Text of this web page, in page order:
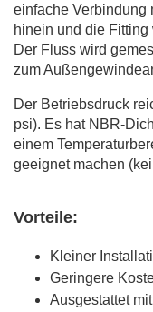
einfache Verbindung
hinein und die
Der Fluss wird
zum
Der Betriebsdruck
psi). Es hat NBR-
einem
geeignet machen
Vorteile:
Kleiner
Geringere
Ausgestattet